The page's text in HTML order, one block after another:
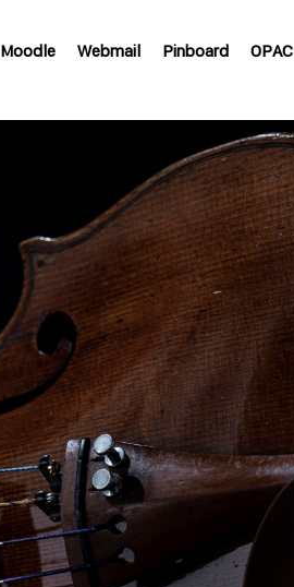
Moodle Webmail Pinboard OPAC